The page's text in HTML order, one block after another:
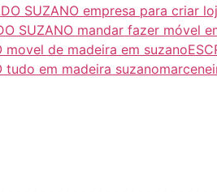
SUZANO empresa para criar
SUZANO mandar fazer móvel
movel de madeira em suzano
tudo em madeira suzano